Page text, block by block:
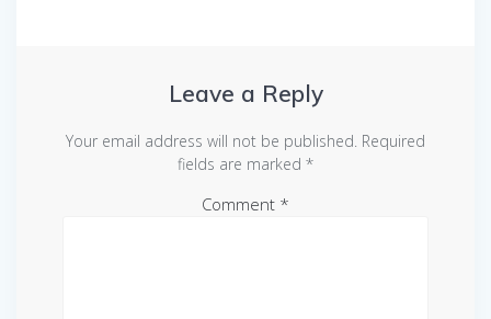
Leave a Reply
Your email address will not be published. Required
fields are marked *
Comment *